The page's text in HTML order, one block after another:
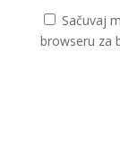
Sačuvaj
browseru za